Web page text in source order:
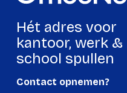
Hoeveelheid:
Breedte:
Hoogte:
Hét adres voor
kantoor, werk &
school spullen
Contact opnemen?